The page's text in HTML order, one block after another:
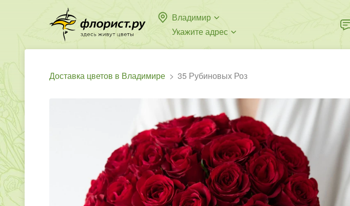
Владимир
Укажите адрес
Доставка цветов в Владимире 35 Рубиновых Роз